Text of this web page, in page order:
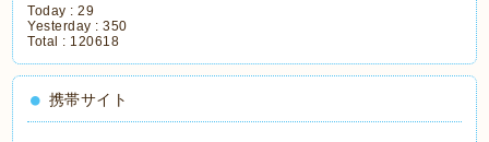
Today :29
Yesterday :350
Total : 120618
携帯サイト